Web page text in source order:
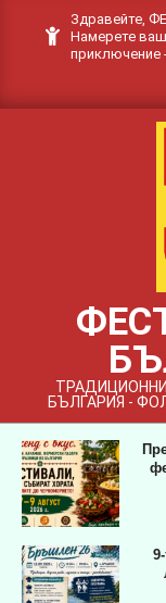
Здравейте,
Намерете
приключение
БЪЛГАРИЯ -